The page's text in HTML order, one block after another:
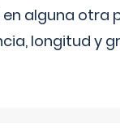
alguna otra
longitud y